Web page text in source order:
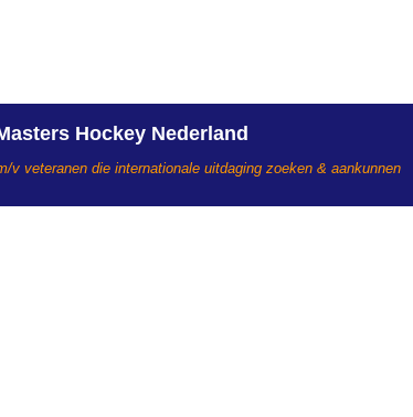
Hockey Nederland
v veteranen die internationale uitdaging zoeken & aankunnen